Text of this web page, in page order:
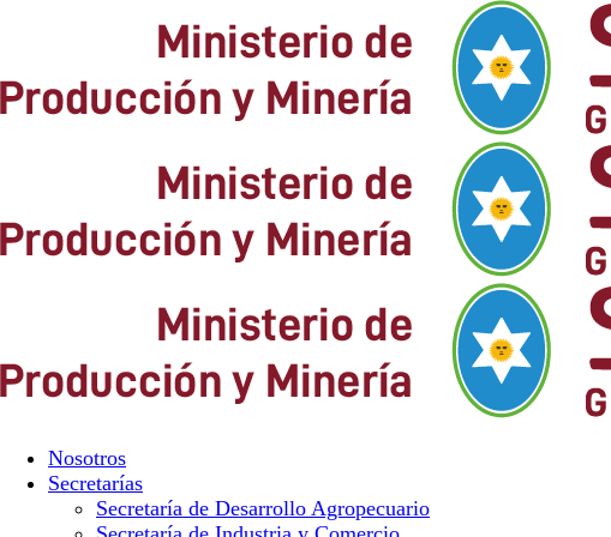
Nosotros
Secretarías
Secretaría de Desarrollo Agropecuario